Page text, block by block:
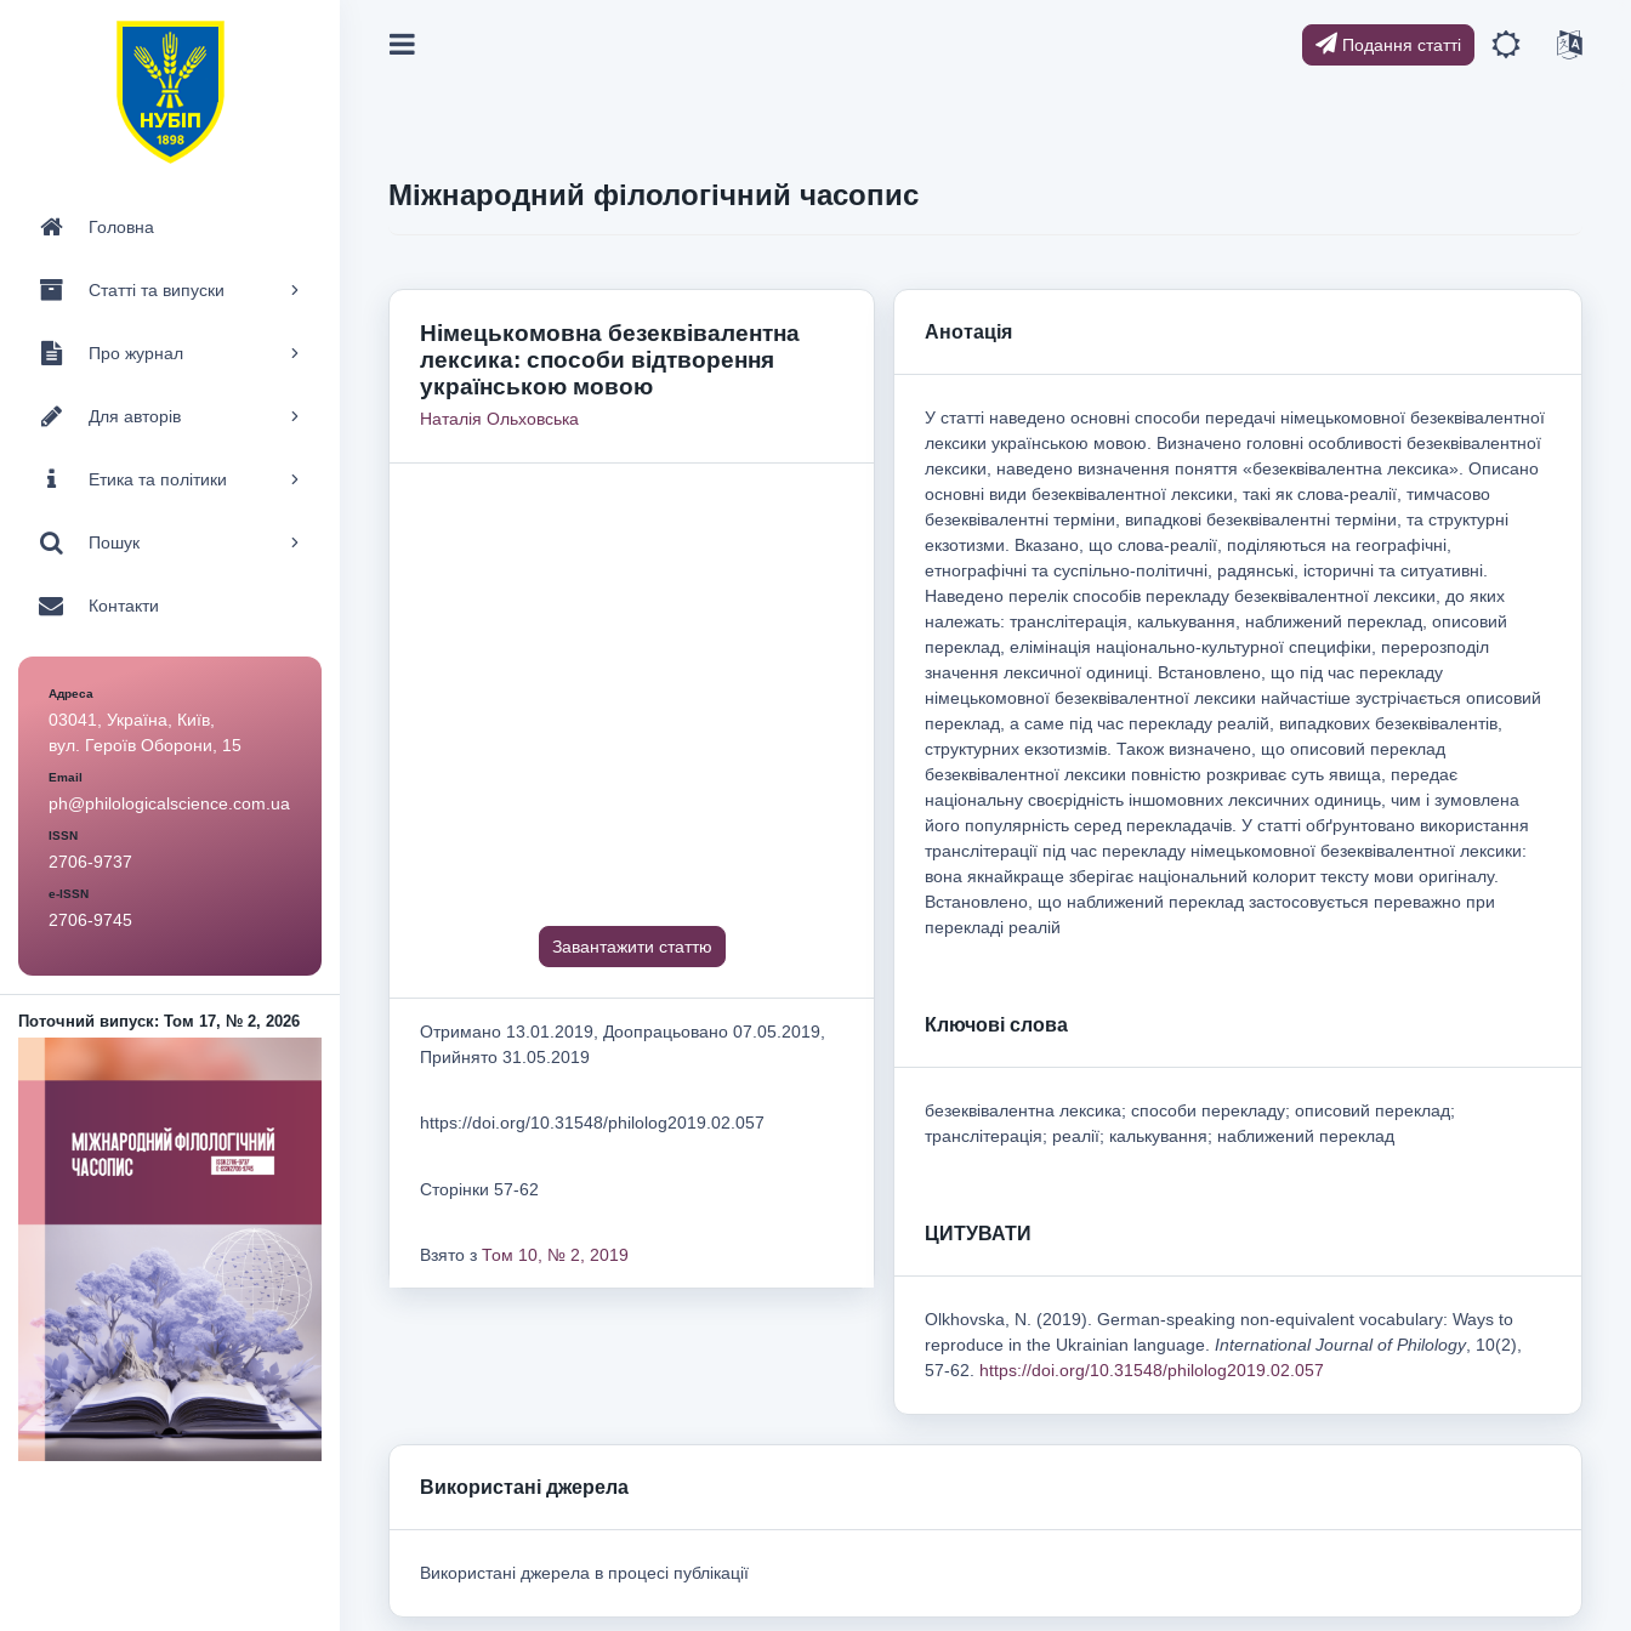
Головна
Статті та випуски
Про журнал
Для авторів
Етика та політики
Пошук
Контакти
Адреса
03041, Україна, Київ,
вул. Героїв Оборони, 15
Email
ph@philologicalscience.com.ua
ISSN
2706-9737
e-ISSN
2706-9745
Поточний випуск: Том 17, № 2, 2026
Подання статті
Міжнародний філологічний часопис
Німецькомовна безеквівалентна
лексика: способи відтворення
українською мовою
Наталія Ольховська
Завантажити статтю
Отримано 13.01.2019, Доопрацьовано 07.05.2019,
Прийнято 31.05.2019
https://doi.org/10.31548/philolog2019.02.057
Сторінки 57-62
Взято з Том 10, № 2, 2019
Анотація
У статті наведено основні способи передачі німецькомовної безеквівалентної
лексики українською мовою. Визначено головні особливості безеквівалентної
лексики, наведено визначення поняття «безеквівалентна лексика». Описано
основні види безеквівалентної лексики, такі як слова-реалії, тимчасово
безеквівалентні терміни, випадкові безеквівалентні терміни, та структурні
екзотизми. Вказано, що слова-реалії, поділяються на географічні,
етнографічні та суспільно-політичні, радянські, історичні та ситуативні.
Наведено перелік способів перекладу безеквівалентної лексики, до яких
належать: транслітерація, калькування, наближений переклад, описовий
переклад, елімінація національно-культурної специфіки, перерозподіл
значення лексичної одиниці. Встановлено, що під час перекладу
німецькомовної безеквівалентної лексики найчастіше зустрічається описовий
переклад, а саме під час перекладу реалій, випадкових безеквівалентів,
структурних екзотизмів. Також визначено, що описовий переклад
безеквівалентної лексики повністю розкриває суть явища, передає
національну своєрідність іншомовних лексичних одиниць, чим і зумовлена
його популярність серед перекладачів. У статті обґрунтовано використання
транслітерації під час перекладу німецькомовної безеквівалентної лексики:
вона якнайкраще зберігає національний колорит тексту мови оригіналу.
Встановлено, що наближений переклад застосовується переважно при
перекладі реалій
Ключові слова
безеквівалентна лексика; способи перекладу; описовий переклад;
транслітерація; реалії; калькування; наближений переклад
ЦИТУВАТИ
Olkhovska, N. (2019). German-speaking non-equivalent vocabulary: Ways to
reproduce in the Ukrainian language.International Journal of Philology, 10(2),
57-62. https://doi.org/10.31548/philolog2019.02.057
Використані джерела
Використані джерела в процесі публікації